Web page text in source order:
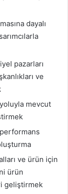
dayalı
pazarları
ve
mevcut
ve ürün için
ürün
geliştirmek